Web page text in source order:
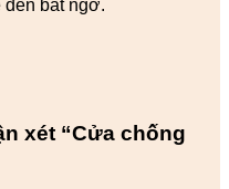
đến bất ngờ.
xét “Cửa chống